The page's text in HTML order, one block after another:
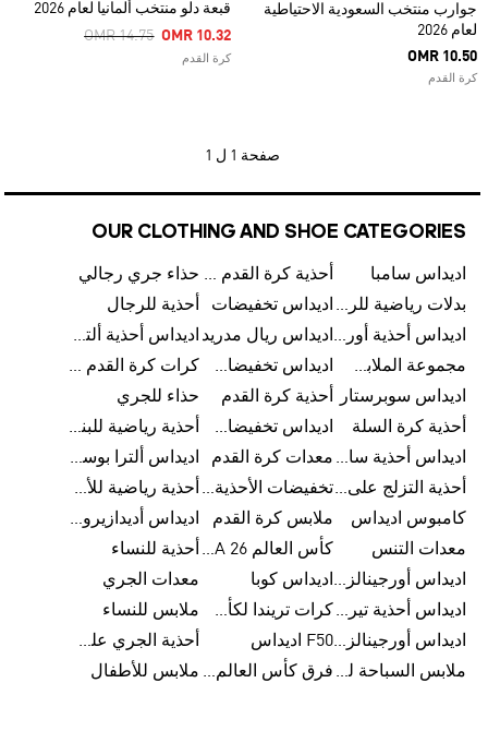
جوارب منتخب السعودية الاحتياطية
لعام 2026
OMR 10.50
كرة القدم
قبعة دلو منتخب ألمانيا لعام 2026
Price Reduced From
OMR 14.75ToOMR 10.32
كرة القدم
صفحة 1 ل 1
OUR CLOTHING AND SHOE CATEGORIES
اديداس سامبا أحذية كرة القدم للرجال حذاء جري رجالي
بدلات رياضية للرجال اديداس تخفيضات
أحذية للرجال
اديداس أحذية أورجينالز اديداس ريال مدريد
اديداس أحذية ألترا بوست للرجال
مجموعة الملابس الرياضية
اديداس تخفيضات للأطفال
كرات كرة القدم للرجال
اديداس سوبرستار
أحذية كرة القدم
حذاء للجري
أحذية كرة السلة
اديداس تخفيضات للرجال
أحذية رياضية للبنات
اديداس أحذية سامبا للنساء معدات كرة القدم
اديداس ألترا بوست
أحذية التزلج على اللوح للرجال
تخفيضات الأحذية للرجال
أحذية رياضية للأطفال
كامبوس اديداس
ملابس كرة القدم
اديداس أديدازيرو معدات الجري
معدات التنس
كأس العالم FIFA 26™ أحذية للنساء
اديداس أورجينالز ملابس للنساء اديداس كوبا
معدات الجري
اديداس أحذية تيريكس
كرات تريندا لكأس العالم FIFA 26™
ملابس للنساء
اديداس أورجينالز صنادل للنساءF50 اديداس
أحذية الجري على الطرق الوعرة للرجال
ملابس السباحة للنساء
فرق كأس العالم FIFA 26™ ملابس للأطفال